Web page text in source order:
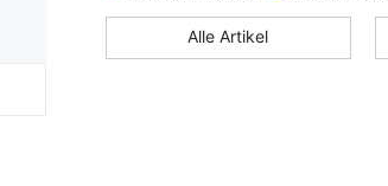
Alle Artikel